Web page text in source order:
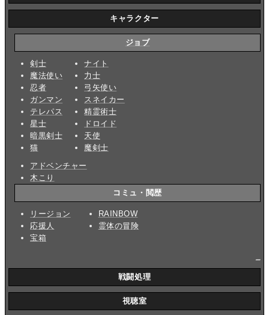
キャラクター
ジョブ
剣士
魔法使い
忍者
ガンマン
テレパス
星士
暗黒剣士
猫
ナイト
力士
弓矢使い
スネイカー
精霊術士
ドロイド
天使
魔剣士
アドベンチャー
木こり
コミュ・閲歴
リージョン
応援人
宝箱
RAINBOW
霊体の冒険
戦闘処理
視聴室